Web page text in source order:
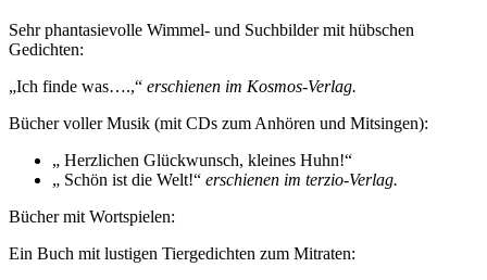
Sehr phantasievolle Wimmel- und Suchbilder mit hübschen
Gedichten:
„Ich finde was….,“ erschienen im Kosmos-Verlag.
Bücher voller Musik (mit CDs zum Anhören und Mitsingen):
„ Herzlichen Glückwunsch, kleines Huhn!“
„ Schön ist die Welt!“ erschienen im terzio-Verlag.
Bücher mit Wortspielen:
Ein Buch mit lustigen Tiergedichten zum Mitraten: